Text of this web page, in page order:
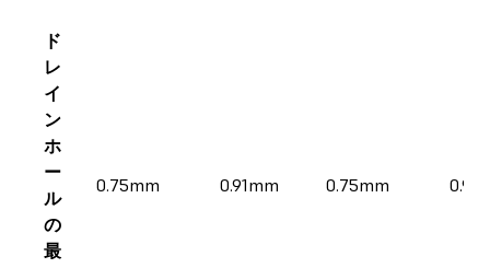
ド
レ
イ
ン
ホ
ー
ル
の
最
0.75mm 0.91mm 0.75mm